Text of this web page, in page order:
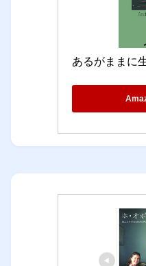
あるがままに